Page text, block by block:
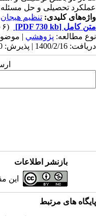
عملکرد تحصیلی و حل مسئله
واژه‌های کلیدی: تنظیم هیجان
متن کامل [PDF 730 kb]
(۱۲۰۶ دریافت)
نوع مطالعه: پژوهشي |
دریافت: 1400/2/16 | پذیرش: 1400/3/10 | انتشار: 1400/3/10
بازنشر اطلاعات
این
پایگاه های مرتبط